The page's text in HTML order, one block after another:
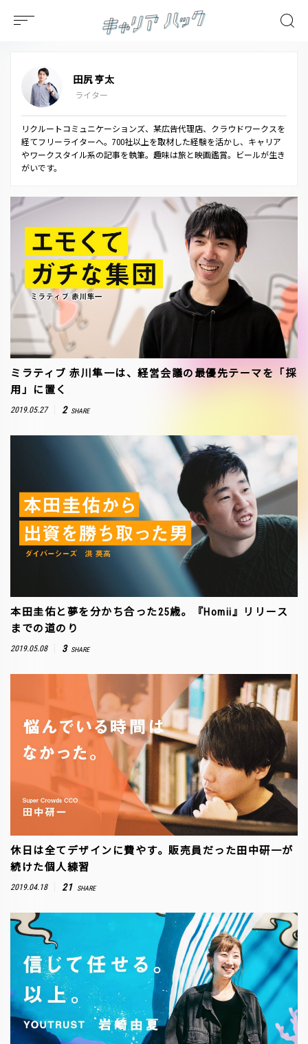
田尻亨太
ライター
リクルートコミュニケーションズ、某広告代理店、クラウドワークスを
経てフリーライターへ。700社以上を取材した経験を活かし、キャリア
やワークスタイル系の記事を執筆。趣味は旅と映画鑑賞。ビールが生き
がいです。
ミラティブ 赤川隼一は、経営会議の最優先テーマを「採
用」に置く
2019.05.27 2 SHARE
本田圭佑と夢を分かち合った25歳。『Homii』リリース
までの道のり
2019.05.08 3 SHARE
休日は全てデザインに費やす。販売員だった田中研一が
続けた個人練習
2019.04.18 21 SHARE